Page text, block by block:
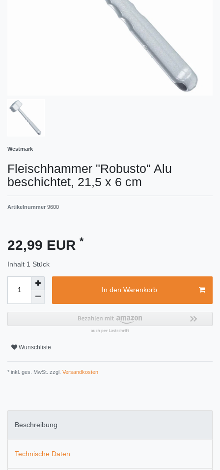
Westmark
Fleischhammer "Robusto" Alu
beschichtet, 21,5 x 6 cm
Artikelnummer 9600
22,99 EUR *
Inhalt 1 Stück
In den Warenkorb
Wunschliste
* inkl. ges. MwSt. zzgl. Versandkosten
Beschreibung
Technische Daten